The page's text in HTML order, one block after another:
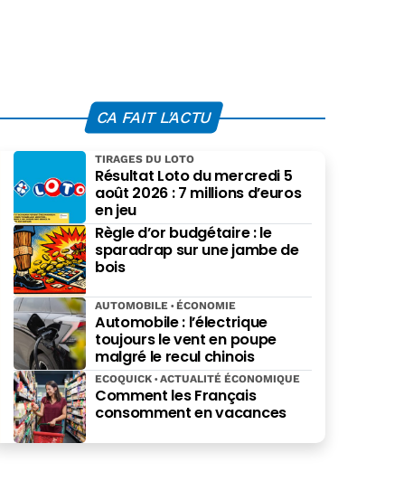
CA FAIT L'ACTU
Résultat Loto du mercredi 5
août 2026 : 7 millions d’euros
en jeu
TIRAGES DU LOTO
Règle d’or budgétaire : le
sparadrap sur une jambe de
bois
Automobile : l’électrique
toujours le vent en poupe
malgré le recul chinois
AUTOMOBILE ÉCONOMIE
Comment les Français
consomment en vacances
ECOQUICK ACTUALITÉ ÉCONOMIQUE